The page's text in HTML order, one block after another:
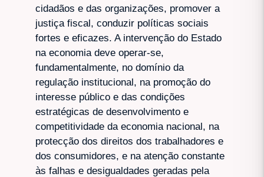
cidadãos e das organizações, promover a
justiça fiscal, conduzir políticas sociais
fortes e eficazes. A intervenção do Estado
na economia deve operar-se,
fundamentalmente, no domínio da
regulação institucional, na promoção do
interesse público e das condições
estratégicas de desenvolvimento e
competitividade da economia nacional, na
protecção dos direitos dos trabalhadores e
dos consumidores, e na atenção constante
às falhas e desigualdades geradas pela